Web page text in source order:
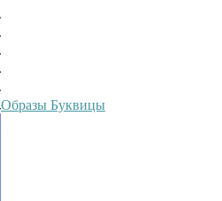
Образы Буквицы